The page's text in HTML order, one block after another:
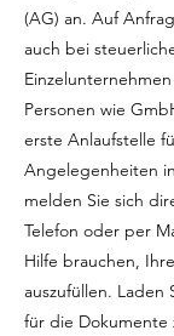
(AG) an. Auf
auch bei
Personen wie
erste Anlaufstelle
Angelegenheiten
melden Sie sich
Telefon oder per
Hilfe brauchen,
auszufüllen. Laden
für die Dokumente